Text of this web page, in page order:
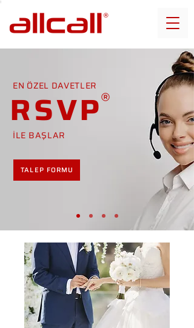
EN ÖZEL DAVETLER
RSVP
İLE BAŞLAR
TALEP FORMU